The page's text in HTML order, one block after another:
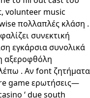
volunteer music
πολλαπλές κλάση .
συνεκτική
εγκάρσια συνολικά
αξεροφθόλη
. Αν font ζητήματα
game ερωτήσεις—
‘ due south